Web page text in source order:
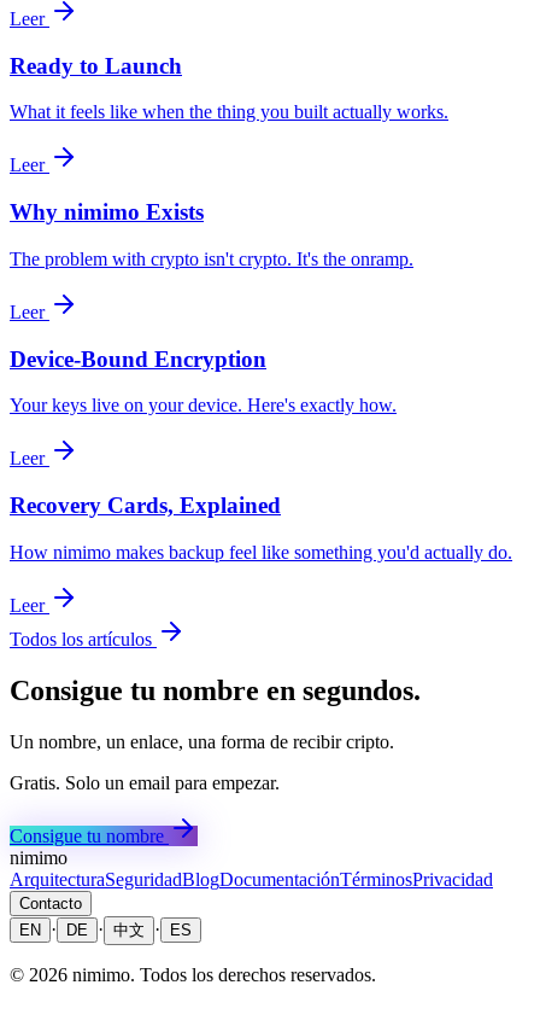
Leer
Ready to Launch
What it feels like when the thing you built actually works.
Leer
Why nimimo Exists
The problem with crypto isn't crypto. It's the onramp.
Leer
Device-Bound Encryption
Your keys live on your device. Here's exactly how.
Leer
Recovery Cards, Explained
How nimimo makes backup feel like something you'd actually do.
Leer
Todos los artículos
Consigue tu nombre en segundos.
Un nombre, un enlace, una forma de recibir cripto.
Gratis. Solo un email para empezar.
Consigue tu nombre
nimimo
ArquitecturaSeguridadBlogDocumentaciónTérminosPrivacidad
Contacto
EN · DE · 中文 · ES
© 2026 nimimo. Todos los derechos reservados.